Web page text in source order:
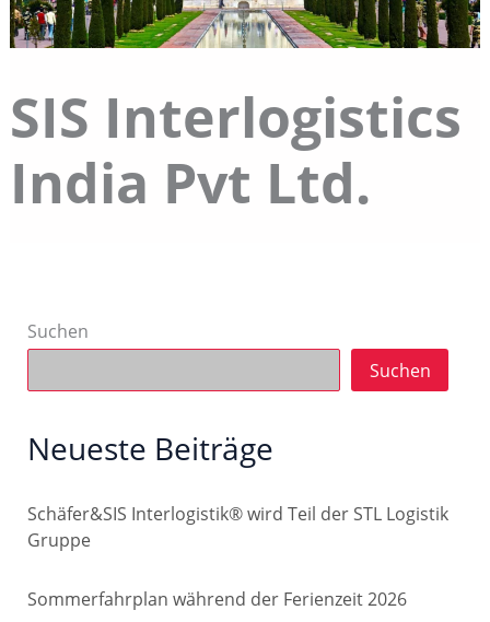
SIS Interlogistics
India Pvt Ltd.
Suchen
Suchen
Neueste Beiträge
Schäfer&SIS Interlogistik® wird Teil der STL Logistik
Gruppe
Sommerfahrplan während der Ferienzeit 2026